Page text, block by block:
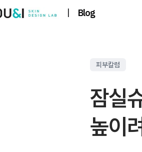
| Blog
피부칼럼
잠실
높이